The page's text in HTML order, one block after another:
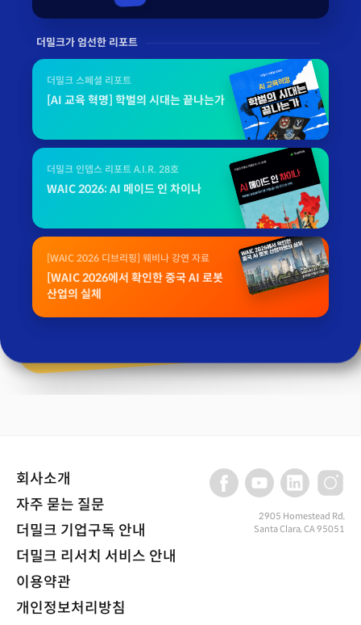
더밀크가 엄선한 리포트
더밀크 스페셜 리포트
[AI 교육 혁명] 학벌의 시대는 끝나는가
더밀크 인뎁스 리포트 A.I.R. 28호
WAIC 2026: AI 메이드 인 차이나
[WAIC 2026 디브리핑] 웨비나 강연 자료
[WAIC 2026에서 확인한 중국 AI 로봇
산업의 실체
회사소개
자주 묻는 질문
더밀크 기업구독 안내
더밀크 리서치 서비스 안내
이용약관
개인정보처리방침
2905 Homestead Rd,
Santa Clara, CA 95051